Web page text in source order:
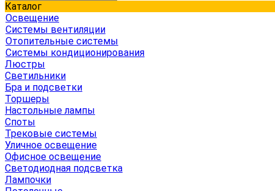
Каталог
Освещение
Системы вентиляции
Отопительные системы
Системы кондиционирования
Люстры
Светильники
Бра и подсветки
Торшеры
Настольные лампы
Споты
Трековые системы
Уличное освещение
Офисное освещение
Светодиодная подсветка
Лампочки